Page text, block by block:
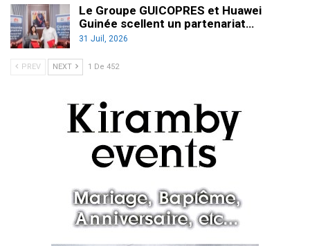
Le Groupe GUICOPRES et Huawei
Guinée scellent un partenariat…
31 Juil, 2026
PREV NEXT 1 De 452